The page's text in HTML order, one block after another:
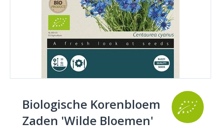
Biologische Korenbloem
Zaden 'Wilde Bloemen'